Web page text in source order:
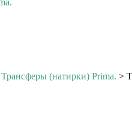
Трансферы (натирки) Prima. >